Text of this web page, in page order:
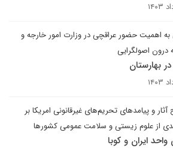
اهمیت حضور عراقچی در وزارت امور خارجه و
درون اصولگرایی
بهارستان
و پیامدهای تحریم‌های غیرقانونی امریکا بر
از علوم زیستی و سلامت عمومی کشورها
ایران و کوبا